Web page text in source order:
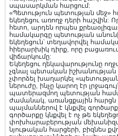
սպասարկման հարցում:
«Պետություն պետության մեջ»
եկեղեցու առողջ դերի հաշվին:
հետո, արդեն որպես
համակարգը պետության
եկեղեցուն՝ տեղավորվել
հիերարխիկ դիրք, որը
վիճարկումը:
Եկեղեցու ղեկավարությունը
չգնալ պետական
չփորձել խաղարկել «պետության
ներուժը, ինչը կարող էր
պատերազմող պետության
ժամանակ, առանցքային հարցն
պայմաններով է կնքվել
գործարքը կնքվել է ոչ թե
փոխհարաբերության մեխանիզմի
նյութական հարցերի, բիզնես